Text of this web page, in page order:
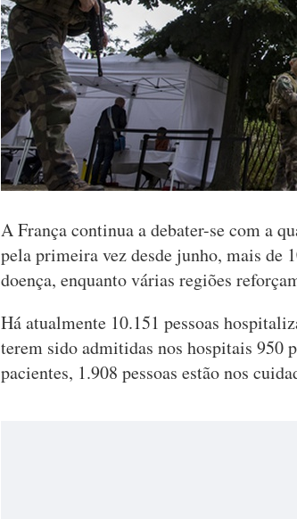
A França continua a debater-se com a
pela primeira vez desde junho, mais de
doença, enquanto várias regiões
Há atualmente 10.151 pessoas
terem sido admitidas nos hospitais 950
pacientes, 1.908 pessoas estão nos